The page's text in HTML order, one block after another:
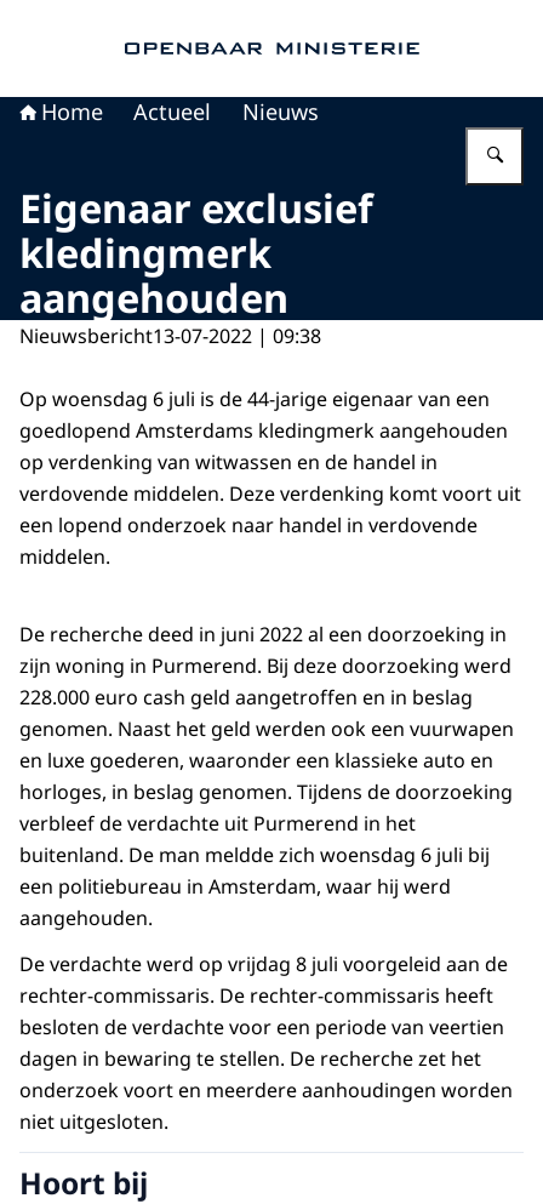
Home Actueel Nieuws
Eigenaar exclusief
kledingmerk
aangehouden
Nieuwsbericht13-07-2022 | 09:38
Op woensdag 6 juli is de 44-jarige eigenaar van een
goedlopend Amsterdams kledingmerk aangehouden
op verdenking van witwassen en de handel in
verdovende middelen. Deze verdenking komt voort uit
een lopend onderzoek naar handel in verdovende
middelen.
De recherche deed in juni 2022 al een doorzoeking in
zijn woning in Purmerend. Bij deze doorzoeking werd
228.000 euro cash geld aangetroffen en in beslag
genomen. Naast het geld werden ook een vuurwapen
en luxe goederen, waaronder een klassieke auto en
horloges, in beslag genomen. Tijdens de doorzoeking
verbleef de verdachte uit Purmerend in het
buitenland. De man meldde zich woensdag 6 juli bij
een politiebureau in Amsterdam, waar hij werd
aangehouden.
De verdachte werd op vrijdag 8 juli voorgeleid aan de
rechter-commissaris. De rechter-commissaris heeft
besloten de verdachte voor een periode van veertien
dagen in bewaring te stellen. De recherche zet het
onderzoek voort en meerdere aanhoudingen worden
niet uitgesloten.
Hoort bij